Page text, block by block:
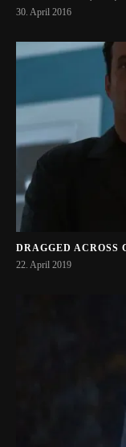
30. April 2016
DRAGGED ACROSS
22. April 2019